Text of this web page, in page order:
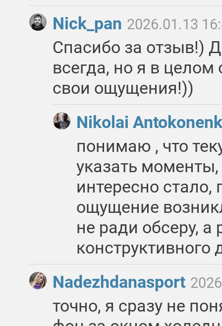
Nick_pan 2026.01.13
Спасибо за отзыв!)
всегда, но я в
свои ощущения!))
Nikolai
понимаю , что
указать
интересно стало,
ощущение
не ради обсеру, а
конструктивного
Nadezhdanasport
точно, я сразу не